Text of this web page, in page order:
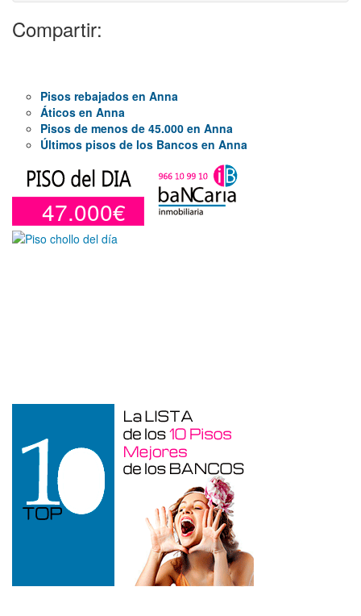
Compartir:
Pisos rebajados en Anna
Áticos en Anna
Pisos de menos de 45.000 en Anna
Últimos pisos de los Bancos en Anna
47.000€